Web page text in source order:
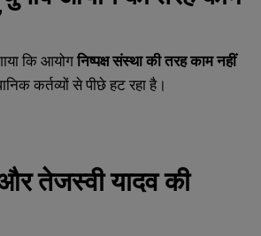
कि आयोगनिष्पक्षसंस्थाकीतरहकामनहीं
कर्तव्यों से पीछे हट रहा है।
तेजस्वीयादवकी